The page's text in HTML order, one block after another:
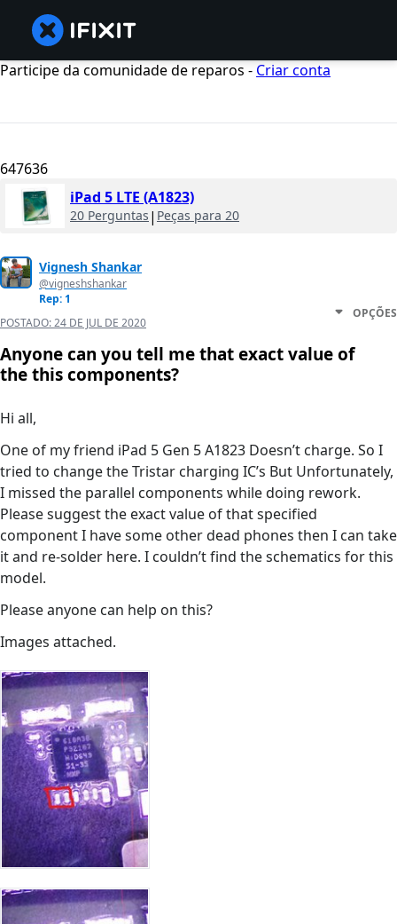
Participe da comunidade de reparos - Criar conta
647636
iPad 5 LTE (A1823)
20 Perguntas | Peças para 20
Vignesh Shankar
@vigneshshankar
Rep: 1
POSTADO:24 DE JUL DE 2020
OPÇÕES
Anyone can you tell me that exact value of
the this components?
Hi all,
One of my friend iPad 5 Gen 5 A1823 Doesn’t charge. So I
tried to change the Tristar charging IC’s But Unfortunately,
I missed the parallel components while doing rework.
Please suggest the exact value of that specified
component I have some other dead phones then I can take
it and re-solder here. I couldn’t find the schematics for this
model.
Please anyone can help on this?
Images attached.